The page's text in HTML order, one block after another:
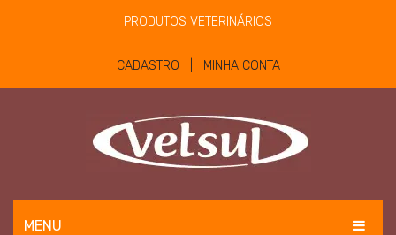
PRODUTOS VETERINÁRIOS
CADASTRO | MINHA CONTA
MENU